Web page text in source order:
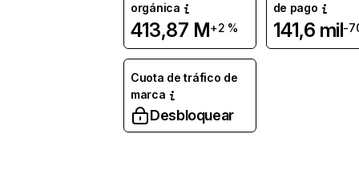
orgánica
413,87 M+2 %
de pago
141,6 mil-
Cuota de tráfico de
marca
Desbloquear